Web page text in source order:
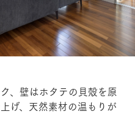
、壁はホタテの貝殻を原
げ、天然素材の温もりが